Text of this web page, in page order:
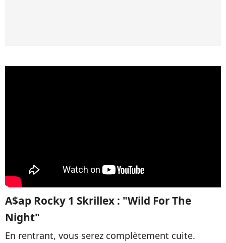
A$ap Rocky 1 Skrillex : "Wild For The
Night"
En rentrant, vous serez complètement cuite.